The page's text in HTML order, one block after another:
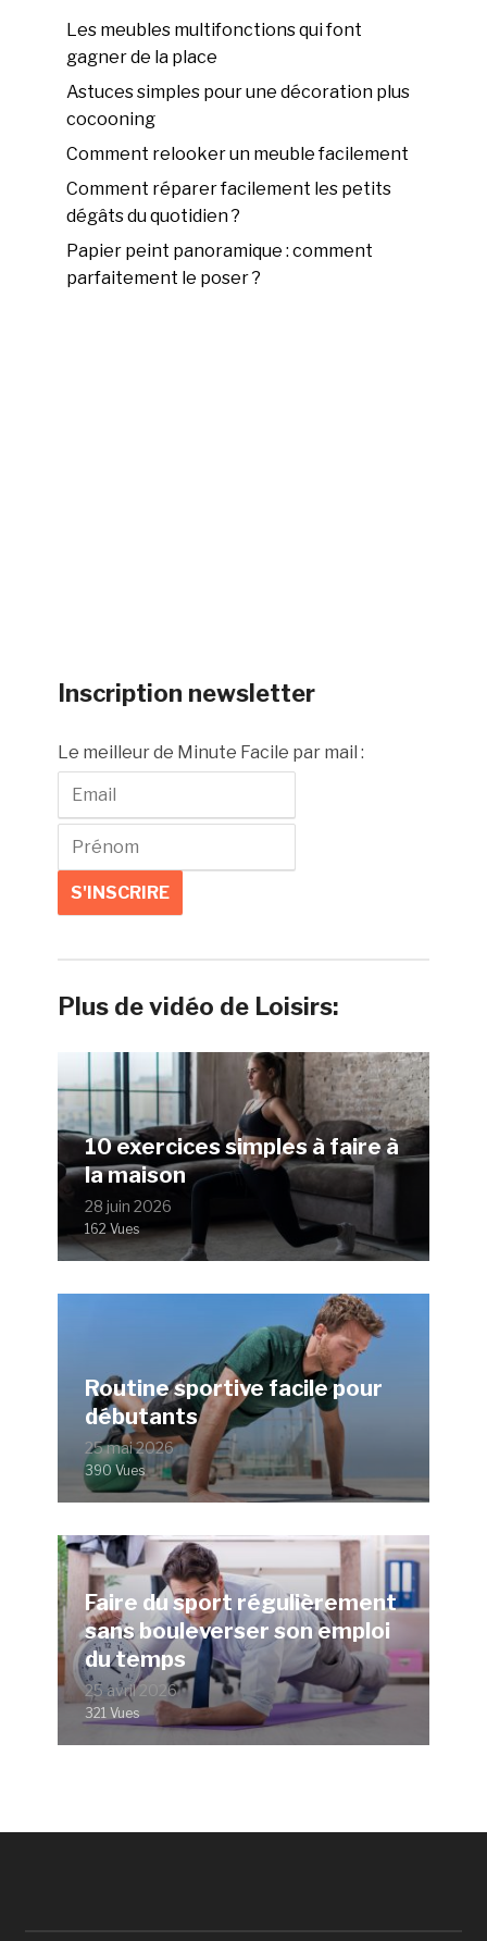
Les meubles multifonctions qui font
gagner de la place
Astuces simples pour une décoration plus
cocooning
Comment relooker un meuble facilement
Comment réparer facilement les petits
dégâts du quotidien ?
Papier peint panoramique : comment
parfaitement le poser ?
Inscription newsletter
Le meilleur de Minute Facile par mail :
Plus de vidéo de Loisirs:
10 exercices simples à faire à
la maison
28 juin 2026
162 Vues
Routine sportive facile pour
débutants
25 mai 2026
390 Vues
Faire du sport régulièrement
sans bouleverser son emploi
du temps
25 avril 2026
321 Vues